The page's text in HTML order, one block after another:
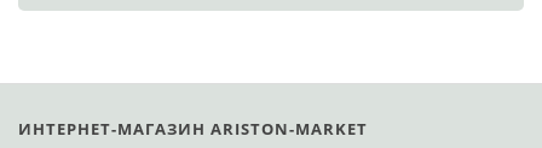
ИНТЕРНЕТ-МАГАЗИН ARISTON-MARKET